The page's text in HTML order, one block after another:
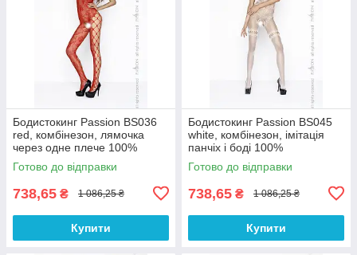
Бодистокинг Passion BS036
red, комбінезон, лямочка
через одне плече 100%
Анонімності
Готово до відправки
738,65 ₴ 1 086,25 ₴
Купити
Бодистокинг Passion BS045
white, комбінезон, імітація
панчіх і боді 100%
Анонімності
Готово до відправки
738,65 ₴ 1 086,25 ₴
Купити